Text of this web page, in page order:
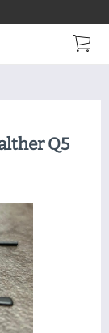
Q5